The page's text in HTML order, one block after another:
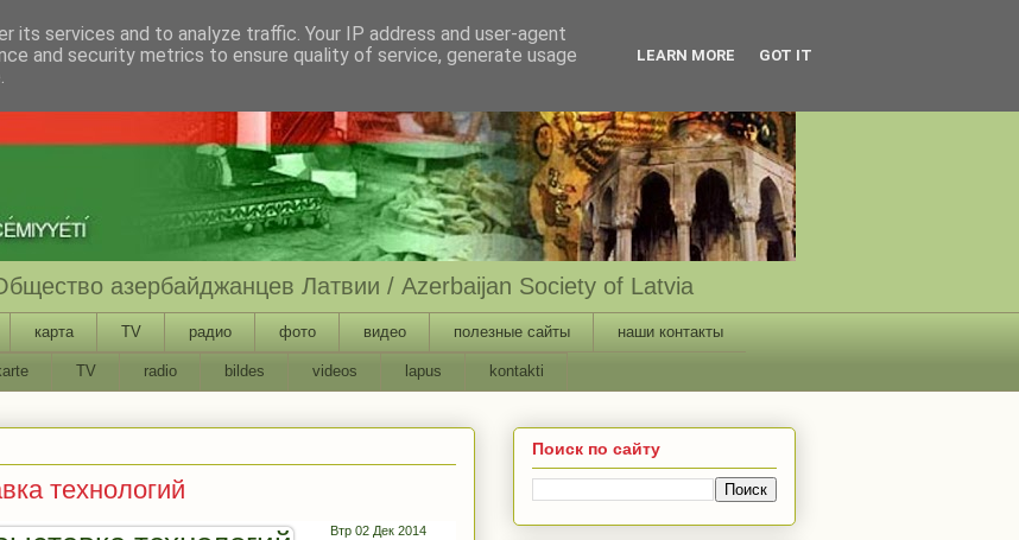
азербайджанцев Латвии / Azerbaijan Society of Latvia
карта TV радио фото видео полезные сайты наши контакты
TV radio bildes videos lapus kontakti
технологий
Втр 02 Дек 2014
Поиск по сайту
its services and to analyze traffic. Your IP address and user-agent
and security metrics to ensure quality of service, generate usage
LEARN MORE GOT IT